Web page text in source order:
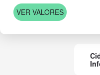
VER VALORES
O